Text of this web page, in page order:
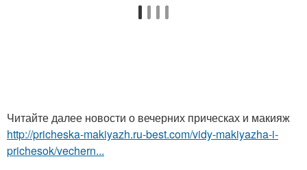
Читайте далее новости о вечерних прическах и макияж
http://pricheska-makiyazh.ru-best.com/vidy-makiyazha-i-
prichesok/vechern...